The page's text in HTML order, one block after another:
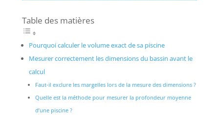
Table des matières
Pourquoi calculer le volume exact de sa piscine
Mesurer correctement les dimensions du bassin avant le
calcul
Faut-il exclure les margelles lors de la mesure des dimensions ?
Quelle est la méthode pour mesurer la profondeur moyenne
d’une piscine ?